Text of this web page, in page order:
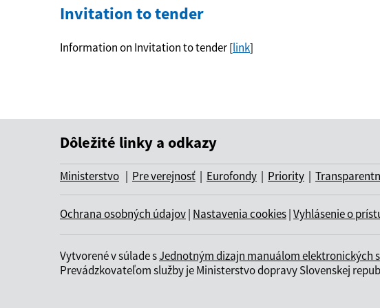
Invitation to tender
Information on Invitation to tender [link]
Dôležité linky a odkazy
Ministerstvo | Pre verejnosť | Eurofondy | Priority |
Ochrana osobných údajov| Nastavenia cookies|Vyhlásenie o
Vytvorené v súlade sJednotným dizajn manuálom elektronických
Prevádzkovateľom služby je Ministerstvo dopravy Slovenskej